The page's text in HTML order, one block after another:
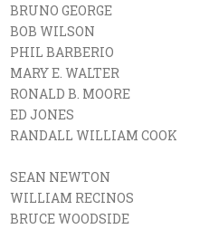
BRUNO GEORGE
BOB WILSON
PHIL BARBERIO
MARY E. WALTER
RONALD B. MOORE
ED JONES
RANDALL WILLIAM COOK
SEAN NEWTON
WILLIAM RECINOS
BRUCE WOODSIDE